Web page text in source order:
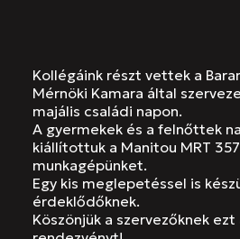
Kollégáink részt vettek a
Mérnöki Kamara által
majális családi napon.
A gyermekek és a felnőttek
kiállítottuk a Manitou MRT
munkagépünket.
Egy kis meglepetéssel is
érdeklődőknek.
Köszönjük a szervezőknek ezt